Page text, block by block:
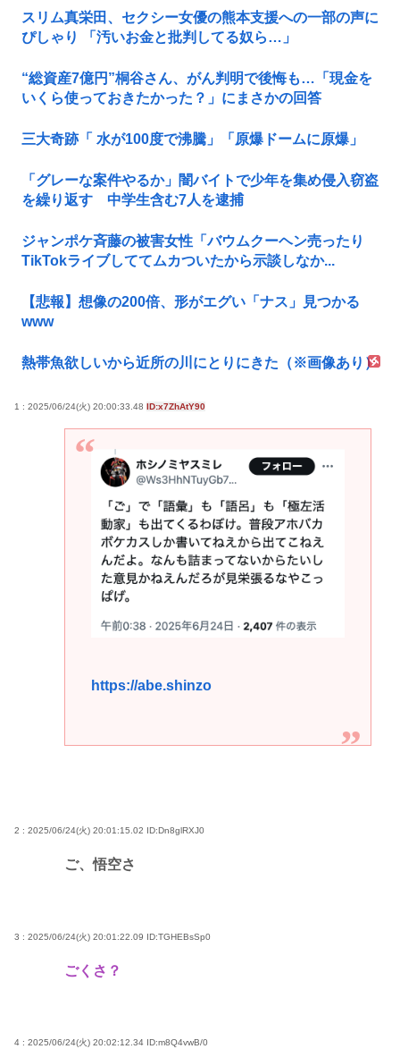
スリム真栄田、セクシー女優の熊本支援への一部の声に
ぴしゃり 「汚いお金と批判してる奴ら…」
“総資産7億円”桐谷さん、がん判明で後悔も…「現金を
いくら使っておきたかった？」にまさかの回答
三大奇跡「 水が100度で沸騰」「原爆ドームに原爆」
「グレーな案件やるか」闇バイトで少年を集め侵入窃盗
を繰り返す 中学生含む7人を逮捕
ジャンポケ斉藤の被害女性「バウムクーヘン売ったり
TikTokライブしててムカついたから示談しなか...
【悲報】想像の200倍、形がエグい「ナス」見つかる
www
熱帯魚欲しいから近所の川にとりにきた（※画像あり）
1 : 2025/06/24(火) 20:00:33.48 ID:x7ZhAtY90
https://abe.shinzo
2 : 2025/06/24(火) 20:01:15.02 ID:Dn8glRXJ0
ご、悟空さ
3 : 2025/06/24(火) 20:01:22.09 ID:TGHEBsSp0
ごくさ？
4 : 2025/06/24(火) 20:02:12.34 ID:m8Q4vwB/0